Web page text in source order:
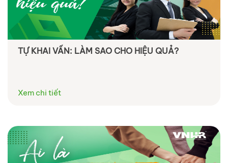
TỰ KHAI VẤN: LÀM SAO CHO HIỆU QUẢ?
Xem chi tiết